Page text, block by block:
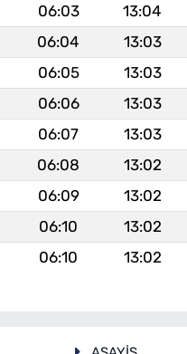
06:03 13:04
06:04 13:03
06:05 13:03
06:06 13:03
06:07 13:03
06:08 13:02
06:09 13:02
06:10 13:02
06:10 13:02